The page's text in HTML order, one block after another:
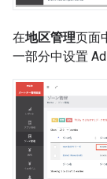
在地区管理页面
一部分中设置 Ad